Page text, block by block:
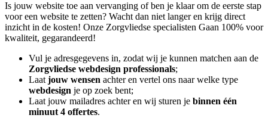
Is jouw website toe aan vervanging of ben je klaar om de eerste stap
voor een website te zetten? Wacht dan niet langer en krijg direct
inzicht in de kosten! Onze Zorgvliedse specialisten Gaan 100% voor
kwaliteit, gegarandeerd!
Vul je adresgegevens in, zodat wij je kunnen matchen aan de
Zorgvliedse webdesign professionals;
Laat jouw wensen achter en vertel ons naar welke type
webdesign je op zoek bent;
Laat jouw mailadres achter en wij sturen je binnen één
minuut 4 offertes.